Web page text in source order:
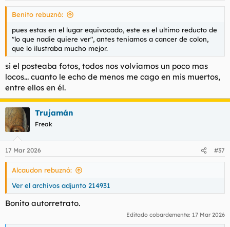
Benito rebuznó:
pues estas en el lugar equivocado, este es el ultimo reducto de
"lo que nadie quiere ver", antes teniamos a cancer de colon,
que lo ilustraba mucho mejor.
si el posteaba fotos, todos nos volviamos un poco mas
locos... cuanto le echo de menos me cago en mis muertos,
entre ellos en él.
Trujamán
Freak
17 Mar 2026 #37
Alcaudon rebuznó:
Ver el archivos adjunto 214931
Bonito autorretrato.
Editado cobardemente: 17 Mar 2026